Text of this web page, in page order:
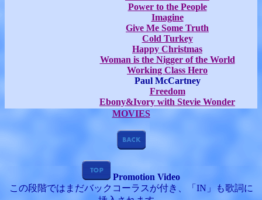
Power to the People
Imagine
Give Me Some Truth
Cold Turkey
Happy Christmas
Woman is the Nigger of the World
Working Class Hero
Paul McCartney
Freedom
Ebony&Ivory with Stevie Wonder
MOVIES
Promotion Video
この段階ではまだバックコーラスが付き、「IN」も歌詞に